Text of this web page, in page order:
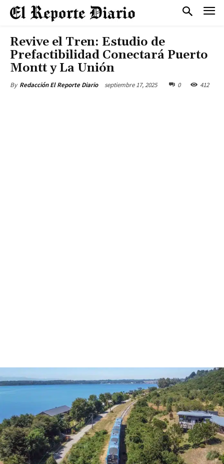
Revive el Tren: Estudio de
Prefactibilidad Conectará Puerto
Montt y La Unión
By Redacción El Reporte Diario septiembre 17, 2025 0 412